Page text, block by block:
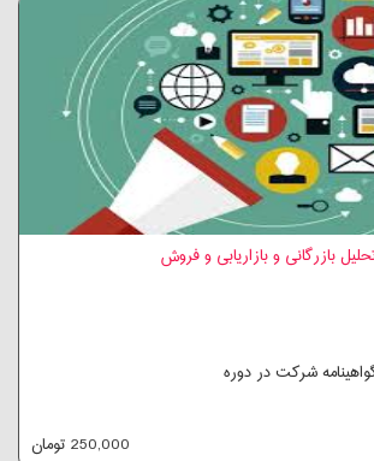
بازرگانی و بازاریابی و فروش
شرکت در دوره
250,000 تومان